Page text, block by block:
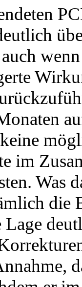
im
Was
die
Lage